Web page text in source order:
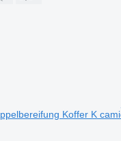
Koffer K